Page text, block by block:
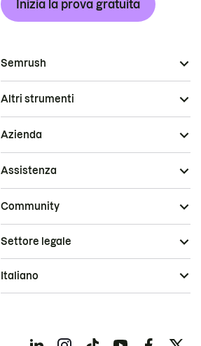
Inizia la prova gratuita
Semrush
Altri strumenti
Azienda
Assistenza
Community
Settore legale
Italiano